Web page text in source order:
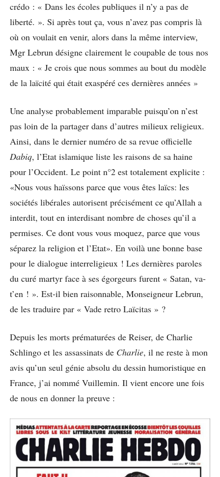
crédo : « Dans les écoles publiques il n’y a pas de
liberté. ». Si après tout ça, vous n’avez pas compris là
où on voulait en venir, alors dans la même interview,
Mgr Lebrun désigne clairement le coupable de tous nos
maux : « Je crois que nous sommes au bout du modèle
de la laïcité qui était exaspéré ces dernières années »
Une analyse probablement imparable puisqu’on n’est
pas loin de la partager dans d’autres milieux religieux.
Ainsi, dans le dernier numéro de sa revue officielle
Dabiq, l’Etat islamique liste les raisons de sa haine
pour l’Occident. Le point n°2 est totalement explicite :
«Nous vous haïssons parce que vous êtes laïcs: les
sociétés libérales autorisent précisément ce qu’Allah a
interdit, tout en interdisant nombre de choses qu’il a
permises. Ce dont vous vous moquez, parce que vous
séparez la religion et l’Etat». En voilà une bonne base
pour le dialogue interreligieux ! Les dernières paroles
du curé martyr face à ses égorgeurs furent « Satan, va-
t’en ! ». Est-il bien raisonnable, Monseigneur Lebrun,
de les traduire par « Vade retro Laïcitas » ?
Depuis les morts prématurées de Reiser, de Charlie
Schlingo et les assassinats de Charlie, il ne reste à mon
avis qu’un seul génie absolu du dessin humoristique en
France, j’ai nommé Vuillemin. Il vient encore une fois
de nous en donner la preuve :